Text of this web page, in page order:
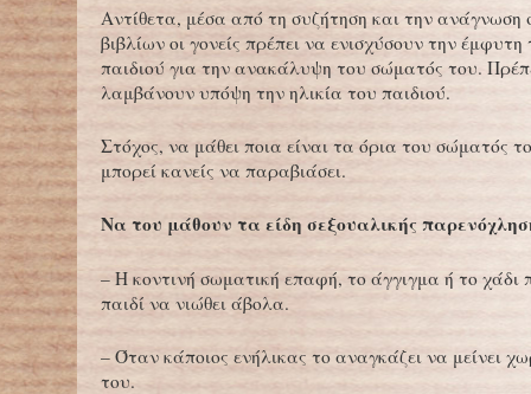
Αντίθετα, μέσα από τη συζήτηση και την ανάγνωση
βιβλίων οι γονείς πρέπει να ενισχύσουν την
παιδιού για την ανακάλυψη του σώματός του.
λαμβάνουν υπόψη την ηλικία του παιδιού.
Στόχος, να μάθει ποια είναι τα όρια του σώματός
μπορεί κανείς να παραβιάσει.
Να του μάθουν τα είδη σεξουαλικής
– Η κοντινή σωματική επαφή, το άγγιγμα ή το χάδι
παιδί να νιώθει άβολα.
– Όταν κάποιος ενήλικας το αναγκάζει να μείνει
του.